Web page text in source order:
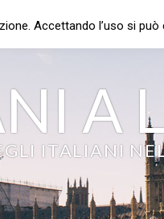
A
ITALIANI
Accettando l’uso si